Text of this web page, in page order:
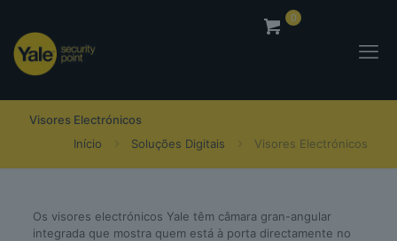
0
Visores Electrónicos
Início
Soluções Digitais Visores Electrónicos
Os visores electrónicos Yale têm câmara gran-angular
integrada que mostra quem está à porta directamente no